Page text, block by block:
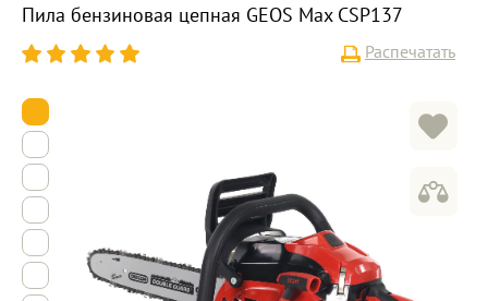
Пила бензиновая цепная GEOS Max CSP137
Распечатать